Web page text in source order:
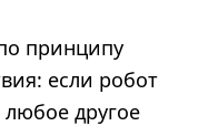
принципу
если робот
любое другое